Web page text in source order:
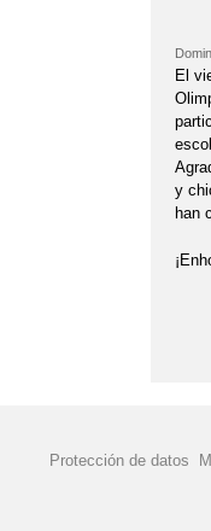
El
y
han
Protección de datos